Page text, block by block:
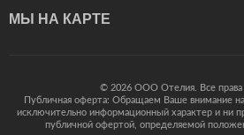
МЫ НА КАРТЕ
© 2026 ООО Отелия. Все
Публичная оферта: Обращаем Ваше внимание
исключительно информационный характер и ни
публичной офертой, определяемой